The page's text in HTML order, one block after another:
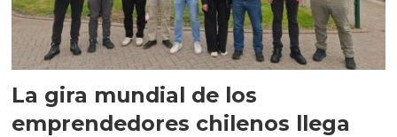
La gira mundial de los
emprendedores chilenos llega